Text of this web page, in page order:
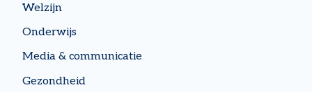
Welzijn
Onderwijs
Media & communicatie
Gezondheid